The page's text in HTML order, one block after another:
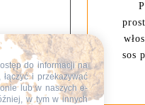
sos
do informacji na
i przekazywać
lub w naszych e-
w tym w innych